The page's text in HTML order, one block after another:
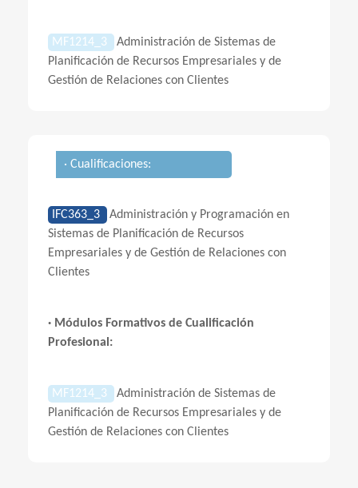
MF1214_3
Administración de Sistemas de
Planificación de Recursos Empresariales y de
Gestión de Relaciones con Clientes
· Cualificaciones:
IFC363_3
Administración y Programación en
Sistemas de Planificación de Recursos
Empresariales y de Gestión de Relaciones con
Clientes
· Módulos Formativos de Cualificación
Profesional:
MF1214_3
Administración de Sistemas de
Planificación de Recursos Empresariales y de
Gestión de Relaciones con Clientes